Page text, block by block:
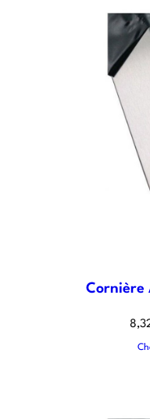
Cornière